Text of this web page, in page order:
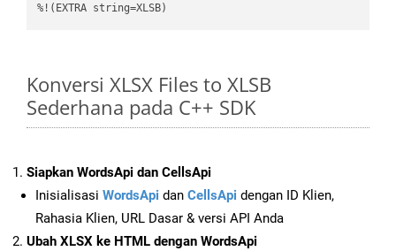
%!(EXTRA string=XLSB)
Konversi XLSX Files to XLSB
Sederhana pada C++ SDK
Siapkan WordsApi dan CellsApi
Inisialisasi WordsApi dan CellsApi dengan ID Klien,
Rahasia Klien, URL Dasar & versi API Anda
Ubah XLSX ke HTML dengan WordsApi